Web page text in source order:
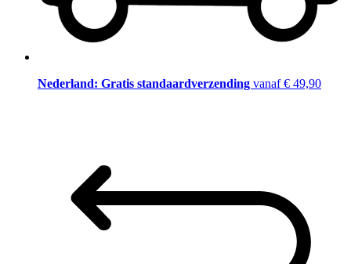
Nederland: Gratis standaardverzending vanaf € 49,90